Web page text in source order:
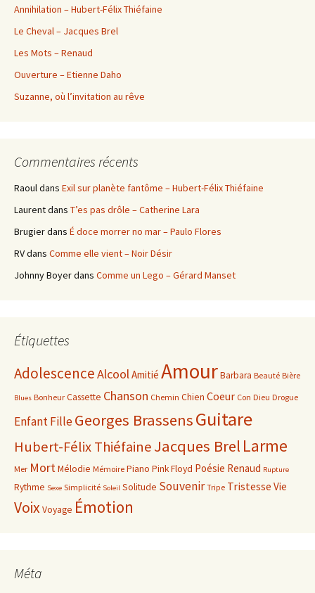
Annihilation – Hubert-Félix Thiéfaine
Le Cheval – Jacques Brel
Les Mots – Renaud
Ouverture – Etienne Daho
Suzanne, où l’invitation au rêve
Commentaires récents
Raouldans Exil sur planète fantôme – Hubert-Félix Thiéfaine
Laurentdans T’es pas drôle – Catherine Lara
Brugierdans É doce morrer no mar – Paulo Flores
RVdans Comme elle vient – Noir Désir
Johnny Boyerdans Comme un Lego – Gérard Manset
Étiquettes
AdolescenceAlcoolAmitié AmourBarbara Beauté Bière
Blues Bonheur Cassette Chanson Chemin Chien Coeur Con Dieu Drogue
EnfantFilleGeorges BrassensGuitare
Hubert-Félix ThiéfaineJacques Brel Larme
Mer MortMélodie Mémoire Piano Pink Floyd Poésie Renaud Rupture
Rythme Sexe Simplicité Soleil Solitude Souvenir Tripe Tristesse Vie
VoixVoyage Émotion
Méta